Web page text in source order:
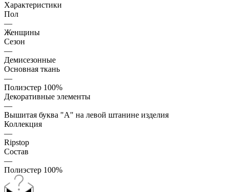
Характеристики
Пол
—
Женщины
Сезон
—
Демисезонные
Основная ткань
—
Полиэстер 100%
Декоративные элементы
—
Вышитая буква "A" на левой штанине изделия
Коллекция
—
Ripstop
Состав
—
Полиэстер 100%